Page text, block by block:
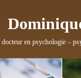
docteur en psychologie –